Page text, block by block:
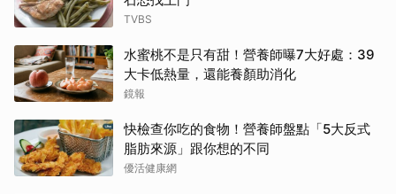
TVBS
水蜜桃不是只有甜！營養師曝7大好處：39
大卡低熱量，還能養顏助消化
鏡報
快檢查你吃的食物！營養師盤點「5大反式
脂肪來源」跟你想的不同
優活健康網